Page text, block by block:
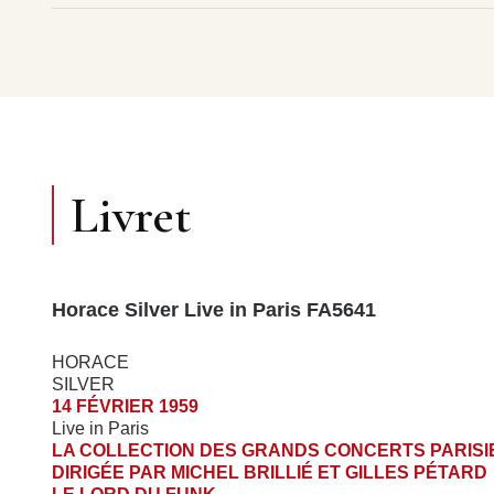
Livret
Horace Silver Live in Paris FA5641
HORACE
SILVER
14 FÉVRIER 1959
Live in Paris
LA COLLECTION DES GRANDS CONCERTS
DIRIGÉE PAR MICHEL BRILLIÉ ET GILLES PÉTARD